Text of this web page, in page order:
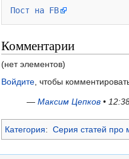
Пост на FB
Комментарии
(нет элементов)
Войдите , чтобы
— Максим Цепков •
Категория: Серия статей про